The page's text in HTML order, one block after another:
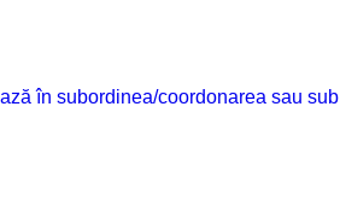
în subordinea/coordonarea sau sub